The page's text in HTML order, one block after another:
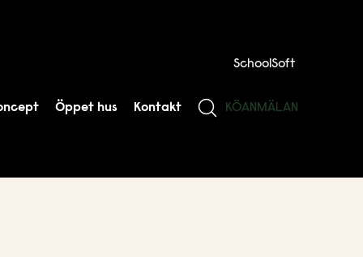
Öppet hus Kontakt
SchoolSoft
KÖANMÄLAN